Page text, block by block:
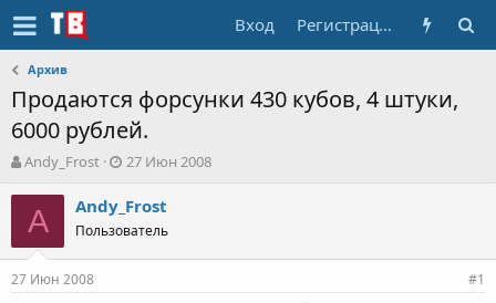
Вход Регистрация
Архив
Продаются форсунки 430 кубов, 4 штуки,
6000 рублей.
А
т
о
т
е
Andy_Frost
Д
т
а
н
а
27 Июн 2008
A Andy_Frost
Пользователь
27 Июн 2008 #1